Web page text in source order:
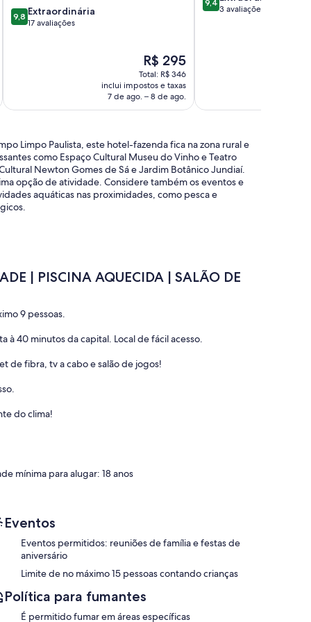
exclusiva
Capoavinha
9.8
de
9,8 Extraordinária
17 avaliações
O
preço
é
de
R$ 295
R$ 295
Total: R$ 346
inclui impostos e taxas
7 de ago. – 8 de ago.
de
9,4
3 avaliações
Limpo Paulista, este hotel-fazenda fica na zona rural e
como Espaço Cultural Museu do Vinho e Teatro
Newton Gomes de Sá e Jardim Botânico Jundiaí.
opção de atividade. Considere também os eventos e
aquáticas nas proximidades, como pesca e
| PISCINA AQUECIDA | SALÃO DE
9 pessoas.
à 40 minutos da capital. Local de fácil acesso.
de fibra, tv a cabo e salão de jogos!
do clima!
mínima para alugar: 18 anos
Eventos
Eventos permitidos: reuniões de família e festas de
aniversário
Limite de no máximo 15 pessoas contando crianças
Política para fumantes
É permitido fumar em áreas específicas